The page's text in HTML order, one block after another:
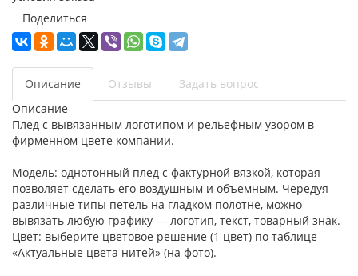
Поделиться
Описание Отзывы
Задать вопрос
Описание
Плед с вывязанным логотипом и рельефным узором в
фирменном цвете компании.
Модель: однотонный плед с фактурной вязкой, которая
позволяет сделать его воздушным и объемным. Чередуя
различные типы петель на гладком полотне, можно
вывязать любую графику — логотип, текст, товарный знак.
Цвет: выберите цветовое решение (1 цвет) по таблице
«Актуальные цвета нитей» (на фото).